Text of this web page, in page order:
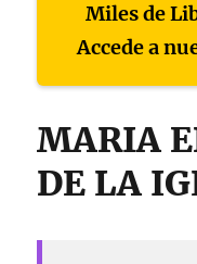
Miles de
Accede a
MARIA
DE LA